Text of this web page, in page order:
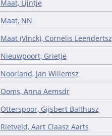
Maat, Lijntje
Maat, NN
Maat (Vinck), Cornelis Leendertsz
Nieuwpoort, Grietje
Noorland, Jan Willemsz
Ooms, Anna Aemsdr
Otterspoor, Gijsbert Balthusz
Rietveld, Aart Claasz Aarts